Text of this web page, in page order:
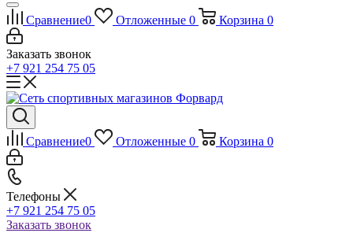
Сравнение0 Отложенные 0 Корзина 0
Заказать звонок
+7 921 254 75 05
Сравнение0 Отложенные 0 Корзина 0
Телефоны
+7 921 254 75 05
Заказать звонок